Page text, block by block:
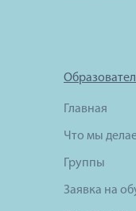
Главная
Что мы
Группы
Заявка на